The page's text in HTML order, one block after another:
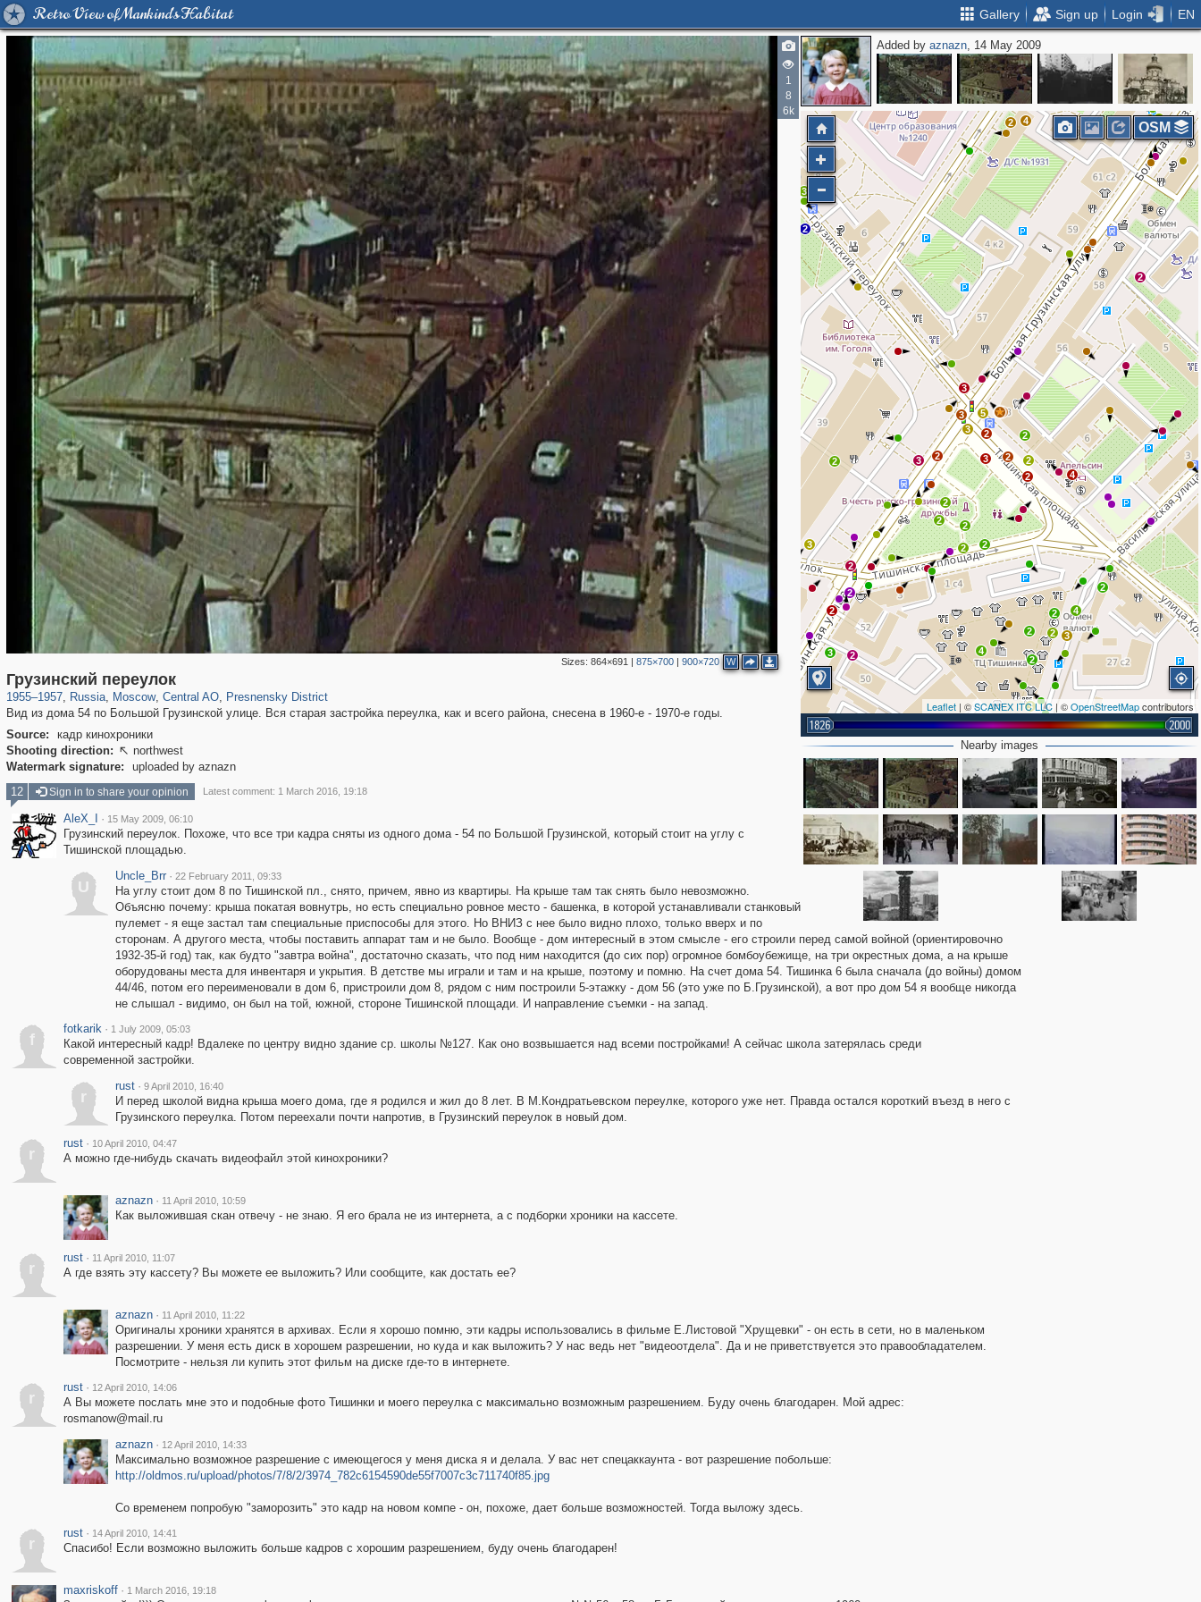
Retro View of Mankind's Habitat Gallery Sign up Login EN
1
8
6k
Sizes: 864×691 | 875×700| 900×720 W
Грузинский переулок
1955–1957, Russia
1,406,756 29,243
, Moscow
319,864 8,286
, Central AO
160,011
, Presnensky District
Вид из дома 54 по Большой Грузинской улице. Вся старая застройка переулка, как и всего района, снесена в 1960-е - 1970-е годы.
Source:
кадр кинохроники
Shooting direction:  northwest
Watermark signature:
uploaded by aznazn
Added byaznazn, 14 May 2009
2
4
4
2
2
2
2
2
4
2
2 2
2
3
3
2
3
3
2
3
2
2
3
2
3
2
2
3 2
2
3
2
2
2
3
3
3
5
2
3
2
2
3
4
2
Leaflet | ©SCANEX ITC LLC | ©OpenStreetMapcontributors
1826 2000
OSM
Nearby images
12 Sign in to share your opinion Latest comment: 1 March 2016, 19:18
AleX_I · 15 May 2009, 06:10
Грузинский переулок. Похоже, что все три кадра сняты из одного дома - 54 по Большой Грузинской, который стоит на углу с
Тишинской площадью.
U
Uncle_Brr · 22 February 2011, 09:33
На углу стоит дом 8 по Тишинской пл., снято, причем, явно из квартиры. На крыше там так снять было невозможно.
Объясню почему: крыша покатая вовнутрь, но есть специально ровное место - башенка, в которой устанавливали станковый
пулемет - я еще застал там специальные приспособы для этого. Но ВНИЗ с нее было видно плохо, только вверх и по
сторонам. А другого места, чтобы поставить аппарат там и не было. Вообще - дом интересный в этом смысле - его строили перед самой войной (ориентировочно
1932-35-й год) так, как будто "завтра война", достаточно сказать, что под ним находится (до сих пор) огромное бомбоубежище, на три окрестных дома, а на крыше
оборудованы места для инвентаря и укрытия. В детстве мы играли и там и на крыше, поэтому и помню. На счет дома 54. Тишинка 6 была сначала (до войны) домом
44/46, потом его переименовали в дом 6, пристроили дом 8, рядом с ним построили 5-этажку - дом 56 (это уже по Б.Грузинской), а вот про дом 54 я вообще никогда
не слышал - видимо, он был на той, южной, стороне Тишинской площади. И направление съемки - на запад.
f
fotkarik · 1 July 2009, 05:03
Какой интересный кадр! Вдалеке по центру видно здание ср. школы №127. Как оно возвышается над всеми постройками! А сейчас школа затерялась среди
современной застройки.
r
rust · 9 April 2010, 16:40
И перед школой видна крыша моего дома, где я родился и жил до 8 лет. В М.Кондратьевском переулке, которого уже нет. Правда остался короткий въезд в него с
Грузинского переулка. Потом переехали почти напротив, в Грузинский переулок в новый дом.
r
rust · 10 April 2010, 04:47
А можно где-нибудь скачать видеофайл этой кинохроники?
aznazn · 11 April 2010, 10:59
Как выложившая скан отвечу - не знаю. Я его брала не из интернета, а с подборки хроники на кассете.
r
rust · 11 April 2010, 11:07
А где взять эту кассету? Вы можете ее выложить? Или сообщите, как достать ее?
aznazn · 11 April 2010, 11:22
Оригиналы хроники хранятся в архивах. Если я хорошо помню, эти кадры использовались в фильме Е.Листовой "Хрущевки" - он есть в сети, но в маленьком
разрешении. У меня есть диск в хорошем разрешении, но куда и как выложить? У нас ведь нет "видеоотдела". Да и не приветствуется это правообладателем.
Посмотрите - нельзя ли купить этот фильм на диске где-то в интернете.
r
rust · 12 April 2010, 14:06
А Вы можете послать мне это и подобные фото Тишинки и моего переулка с максимально возможным разрешением. Буду очень благодарен. Мой адрес:
rosmanow@mail.ru
aznazn · 12 April 2010, 14:33
Максимально возможное разрешение с имеющегося у меня диска я и делала. У вас нет спецаккаунта - вот разрешение побольше:
http://oldmos.ru/upload/photos/7/8/2/3974_782c6154590de55f7007c3c711740f85.jpg
Со временем попробую "заморозить" это кадр на новом компе - он, похоже, дает больше возможностей. Тогда выложу здесь.
r
rust · 14 April 2010, 14:41
Cпасибо! Если возможно выложить больше кадров с хорошим разрешением, буду очень благодарен!
maxriskoff · 1 March 2016, 19:18